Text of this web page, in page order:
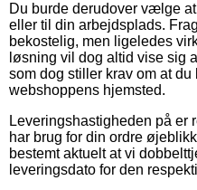
Du burde derudover vælge
eller til din arbejdsplads.
bekostelig, men ligeledes
løsning vil dog altid vise sig
som dog stiller krav om at
webshoppens hjemsted.
Leveringshastigheden på
har brug for din ordre
bestemt aktuelt at vi
leveringsdato for den